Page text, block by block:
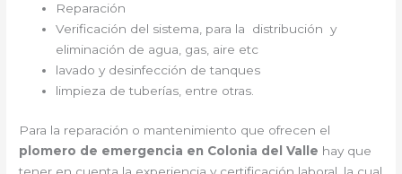
Reparación
Verificación del sistema, para la distribución y
eliminación de agua, gas, aire etc
lavado y desinfección de tanques
limpieza de tuberías, entre otras.
Para la reparación o mantenimiento que ofrecen el
plomero de emergencia en Colonia del Valle hay que